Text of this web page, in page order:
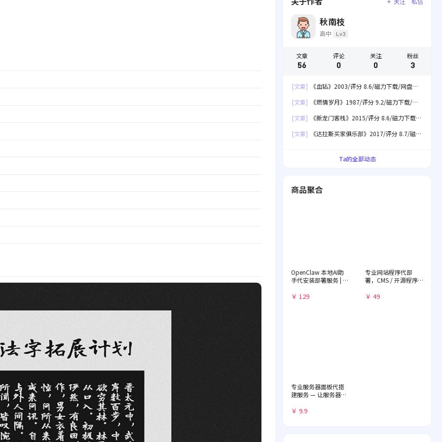
关注 私信
秋南枝
高中 Lv3
文章
56
评论
0
关注
0
粉丝
3
[文章]
《血钻》2003/评分 8.6/磁力下载/网盘下
[文章]
《燃情岁月》1987/评分 9.2/磁力下载/网
[文章]
《新龙门客栈》2015/评分 8.6/磁力下载/
[文章]
《达拉斯买家俱乐部》2017/评分 8.7/磁力
Ta的全部动态
商品聚合
OpenClaw 本地AI助
手代安装部署服务 | 远
门教程
￥ 129
专业网站程序代部
署，CMS / 开源程序
￥ 49
专业服务器面板代搭
建服务 — 让服务器管
￥ 9.9